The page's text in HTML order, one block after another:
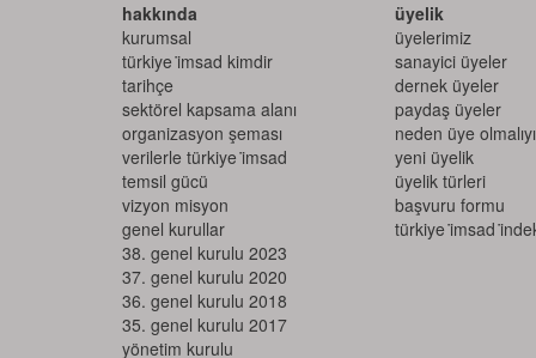
hakkında
kurumsal
türkiye i̇msad kimdir
tarihçe
sektörel kapsama alanı
organizasyon şeması
verilerle türkiye i̇msad
temsil gücü
vizyon misyon
genel kurullar
38. genel kurulu 2023
37. genel kurulu 2020
36. genel kurulu 2018
35. genel kurulu 2017
yönetim kurulu
üyelik
üyelerimiz
sanayici üyeler
dernek üyeler
paydaş üyeler
neden üye
yeni üyelik
üyelik türleri
başvuru formu
türkiye i̇msad i̇ndeks